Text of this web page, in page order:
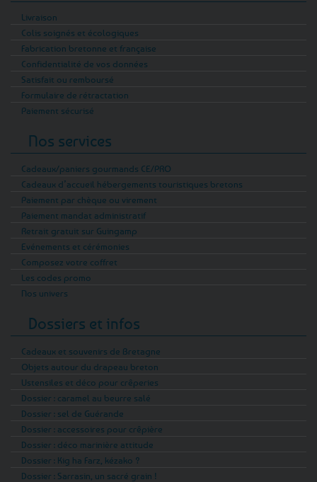
Livraison
Colis soignés et écologiques
Fabrication bretonne et française
Confidentialité de vos données
Satisfait ou remboursé
Formulaire de rétractation
Paiement sécurisé
Nos services
Cadeaux/paniers gourmands CE/PRO
Cadeaux d’accueil hébergements touristiques bretons
Paiement par chèque ou virement
Paiement mandat administratif
Retrait gratuit sur Guingamp
Evénements et cérémonies
Composez votre coffret
Les codes promo
Nos univers
Dossiers et infos
Cadeaux et souvenirs de Bretagne
Objets autour du drapeau breton
Ustensiles et déco pour crêperies
Dossier : caramel au beurre salé
Dossier : sel de Guérande
Dossier : accessoires pour crêpière
Dossier : déco marinière attitude
Dossier : Kig ha Farz, kézako ?
Dossier : Sarrasin, un sacré grain !